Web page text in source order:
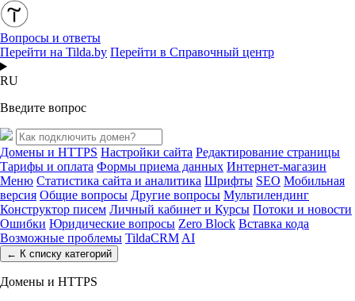
Вопросы и ответы
Перейти на Tilda.by Перейти в Справочный центр
RU
Введите вопрос
Домены и HTTPS Настройки сайта Редактирование страницы
Тарифы и оплата Формы приема данных Интернет-магазин
Меню Статистика сайта и аналитика Шрифты SEO Мобильная
версия Общие вопросы Другие вопросы Мультилендинг
Конструктор писем Личный кабинет и Курсы Потоки и новости
Ошибки Юридические вопросы Zero Block Вставка кода
Возможные проблемы TildaCRM AI
← К списку категорий
Домены и HTTPS